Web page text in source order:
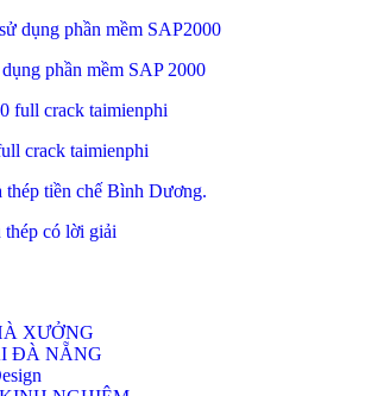
phần mềm SAP 2000
crack taimienphi
thép có lời giải
XƯỞNG
ĐÀ NẴNG